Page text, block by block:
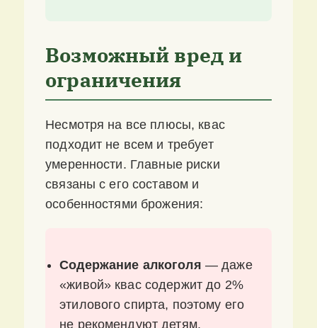
Возможный вред и
ограничения
Несмотря на все плюсы, квас
подходит не всем и требует
умеренности. Главные риски
связаны с его составом и
особенностями брожения:
Содержание алкоголя — даже
«живой» квас содержит до 2%
этилового спирта, поэтому его
не рекомендуют детям,